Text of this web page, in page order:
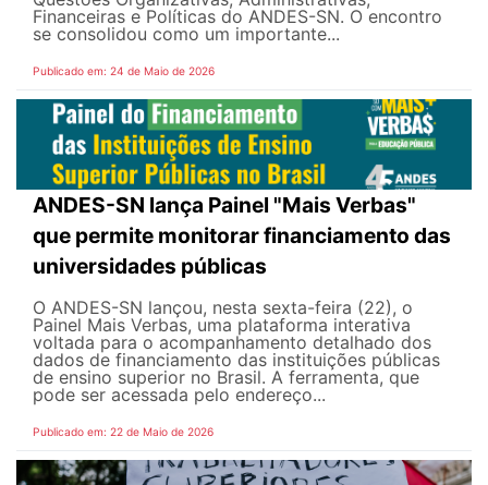
Financeiras e Políticas do ANDES-SN. O encontro
se consolidou como um importante...
Publicado em: 24 de Maio de 2026
ANDES-SN lança Painel "Mais Verbas"
que permite monitorar financiamento das
universidades públicas
O ANDES-SN lançou, nesta sexta-feira (22), o
Painel Mais Verbas, uma plataforma interativa
voltada para o acompanhamento detalhado dos
dados de financiamento das instituições públicas
de ensino superior no Brasil. A ferramenta, que
pode ser acessada pelo endereço...
Publicado em: 22 de Maio de 2026